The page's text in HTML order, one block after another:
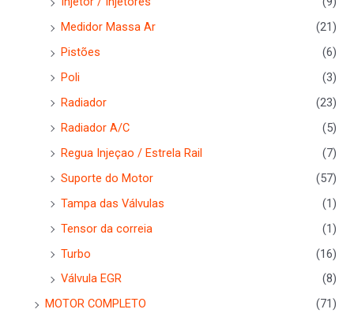
Medidor Massa Ar
(21)
Pistões
(6)
Poli
(3)
Radiador
(23)
Radiador A/C
(5)
Regua Injeçao / Estrela Rail
(7)
Suporte do Motor
(57)
Tampa das Válvulas
(1)
Tensor da correia
(1)
Turbo
(16)
Válvula EGR
(8)
MOTOR COMPLETO
(71)